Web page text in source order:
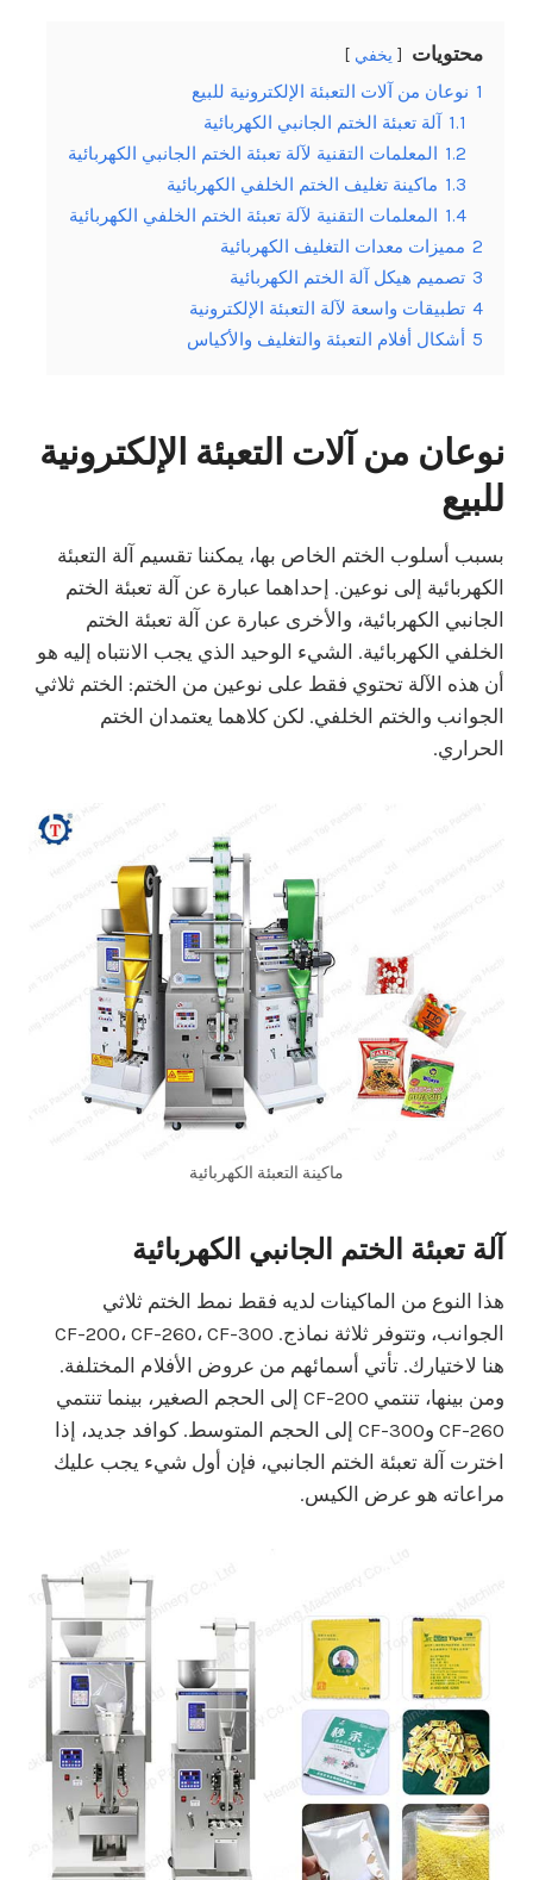
محتويات يخفي
1 نوعان من آلات التعبئة الإلكترونية للبيع
1.1 آلة تعبئة الختم الجانبي الكهربائية
1.2 المعلمات التقنية لآلة تعبئة الختم الجانبي الكهربائية
1.3 ماكينة تغليف الختم الخلفي الكهربائية
1.4 المعلمات التقنية لآلة تعبئة الختم الخلفي الكهربائية
2 مميزات معدات التغليف الكهربائية
3 تصميم هيكل آلة الختم الكهربائية
4 تطبيقات واسعة لآلة التعبئة الإلكترونية
5 أشكال أفلام التعبئة والتغليف والأكياس
نوعان من آلات التعبئة الإلكترونية
للبيع
بسبب أسلوب الختم الخاص بها، يمكننا تقسيم آلة التعبئة
الكهربائية إلى نوعين. إحداهما عبارة عن آلة تعبئة الختم
الجانبي الكهربائية، والأخرى عبارة عن آلة تعبئة الختم
الخلفي الكهربائية. الشيء الوحيد الذي يجب الانتباه إليه هو
أن هذه الآلة تحتوي فقط على نوعين من الختم: الختم ثلاثي
الجوانب والختم الخلفي. لكن كلاهما يعتمدان الختم
الحراري.
ماكينة التعبئة الكهربائية
آلة تعبئة الختم الجانبي الكهربائية
هذا النوع من الماكينات لديه فقط نمط الختم ثلاثي
الجوانب، وتتوفر ثلاثة نماذج. CF-200، CF-260، CF-300
هنا لاختيارك. تأتي أسمائهم من عروض الأفلام المختلفة.
ومن بينها، تنتمي CF-200 إلى الحجم الصغير، بينما تنتمي
CF-260 وCF-300 إلى الحجم المتوسط. كوافد جديد، إذا
اخترت آلة تعبئة الختم الجانبي، فإن أول شيء يجب عليك
مراعاته هو عرض الكيس.